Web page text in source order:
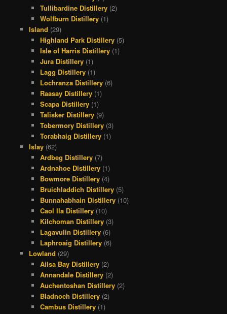
Tullibardine Distillery (2)
Wolfburn Distillery (1)
Island (29)
Highland Park Distillery (5)
Isle of Harris Distillery (1)
Jura Distillery (1)
Lagg Distillery (1)
Lochranza Distillery (6)
Raasay Distillery (1)
Scapa Distillery (1)
Talisker Distillery (9)
Tobermory Distillery (3)
Torabhaig Distillery (1)
Islay(62)
Ardbeg Distillery (7)
Ardnahoe Distillery (1)
Bowmore Distillery (4)
Bruichladdich Distillery (5)
Bunnahabhain Distillery (10)
Caol Ila Distillery (10)
Kilchoman Distillery (3)
Lagavulin Distillery (6)
Laphroaig Distillery (6)
Lowland (29)
Ailsa Bay Distillery (2)
Annandale Distillery (2)
Auchentoshan Distillery (2)
Bladnoch Distillery (2)
Cambus Distillery (1)